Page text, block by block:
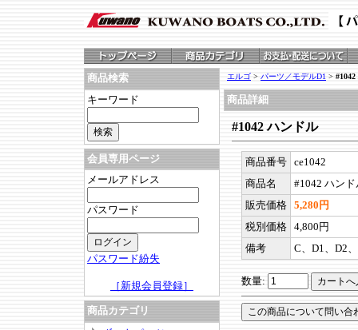
商品検索
キーワード
会員専用ページ
メールアドレス
パスワード
パスワード紛失
［新規会員登録］
商品カテゴリ
エルゴ > パーツ／モデルD1 >
商品詳細
#1042 ハンドル
商品番号 ce1042
商品名
#1042 ハンド
販売価格 5,280円
税別価格 4,800円
備考
C、D1、D2
数量: